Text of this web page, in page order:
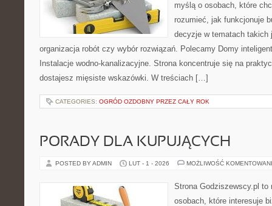
myślą o osobach, które
rozumieć, jak funkcjonuje
decyzje w tematach
organizacja robót czy wybór rozwiązań. Polecamy Domy
Instalacje wodno-kanalizacyjne. Strona koncentruje się na
dostajesz mięsiste wskazówki. W treściach […]
CATEGORIES: OGRÓD OZDOBNY PRZEZ CAŁY ROK
PORADY DLA KUPUJĄCYCH
POSTED BY ADMIN LUT - 1 - 2026 MOŻLIWOŚĆ
Strona Godziszewscy.pl
osobach, które interesuje